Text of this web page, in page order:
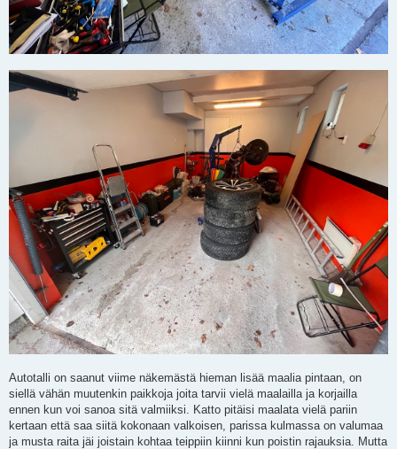
Autotalli on saanut viime näkemästä hieman lisää maalia pintaan, on
siellä vähän muutenkin paikkoja joita tarvii vielä maalailla ja korjailla
ennen kun voi sanoa sitä valmiiksi. Katto pitäisi maalata vielä pariin
kertaan että saa siitä kokonaan valkoisen, parissa kulmassa on valumaa
ja musta raita jäi joistain kohtaa teippiin kiinni kun poistin rajauksia. Mutta